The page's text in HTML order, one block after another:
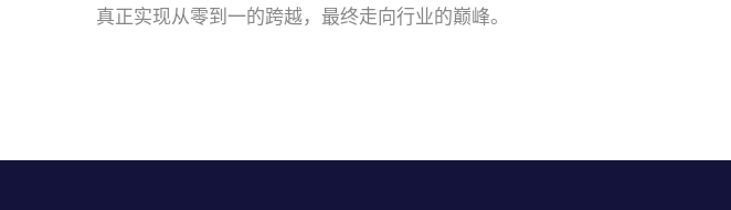
真正实现从零到一的跨越，最终走向行业的巅峰。